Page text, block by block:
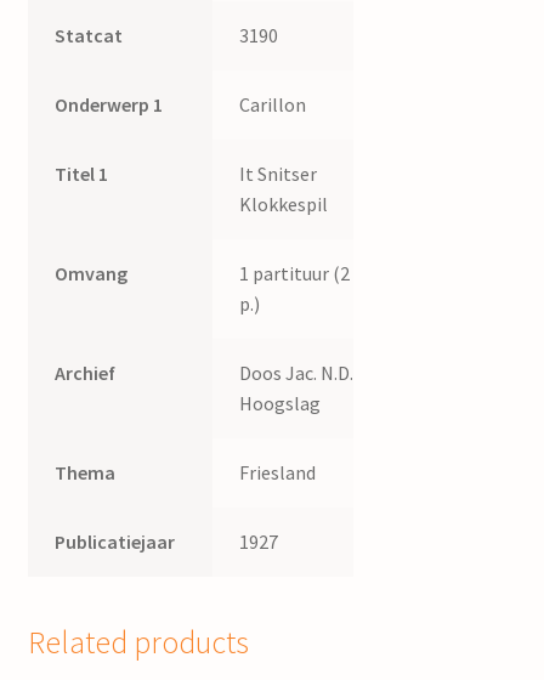
Statcat 3190
Onderwerp 1 Carillon
Titel 1
It Snitser
Klokkespil
Omvang
1 partituur (2
p.)
Archief
Doos Jac. N.D.
Hoogslag
Thema Friesland
Publicatiejaar 1927
Related products